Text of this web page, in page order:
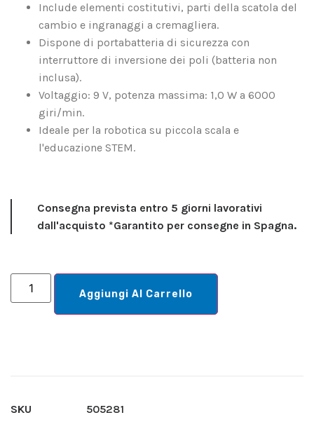
Include elementi costitutivi, parti della scatola del
cambio e ingranaggi a cremagliera.
Dispone di portabatteria di sicurezza con
interruttore di inversione dei poli (batteria non
inclusa).
Voltaggio: 9 V, potenza massima: 1,0 W a 6000
giri/min.
Ideale per la robotica su piccola scala e
l'educazione STEM.
Consegna prevista entro 5 giorni lavorativi
dall'acquisto *Garantito per consegne in Spagna.
Aggiungi Al Carrello
SKU
505281